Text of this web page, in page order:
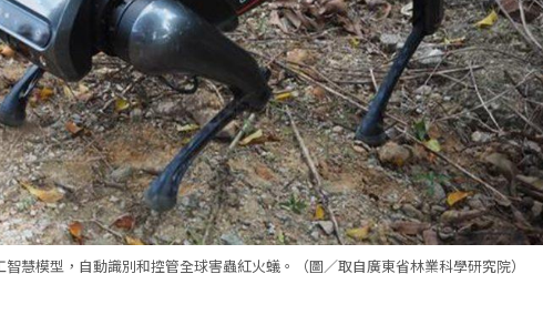
慧模型，自動識別和控管全球害蟲紅火蟻。（圖／取自廣東省林業科學研究院）